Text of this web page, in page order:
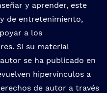
y aprender, este
de entretenimiento,
a los
Si su material
se ha publicado en
hipervínculos a
de autor a través